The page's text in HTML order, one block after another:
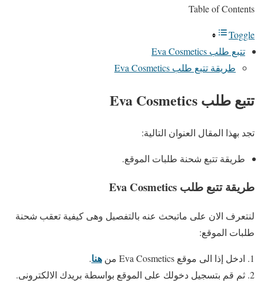
Table of Contents
Toggle
تتبع طلب Eva Cosmetics
طريقة تتبع طلب Eva Cosmetics
تتبع طلب Eva Cosmetics
تجد بهذا المقال العنوان التالية:
طريقة تتبع شحنة طلبات الموقع.
طريقة تتبع طلب Eva Cosmetics
لنتعرف الان على ماتبحث عنه بالتفصيل وهى كيفية تعقب شحنة
طلبات الموقع:
ادخل إذا الى موقع Eva Cosmetics من هنا.
ثم قم بتسجيل دخولك على الموقع بواسطة بريدك الالكترونى.